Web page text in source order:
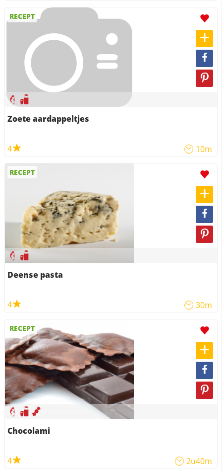
RECEPT
Zoete aardappeltjes
4 10m
RECEPT
Deense pasta
4 30m
RECEPT
Chocolami
4 2u40m